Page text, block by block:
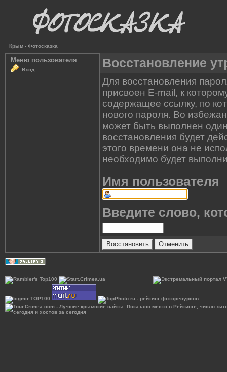
Крым - Фотосказка
Меню пользователя
Вход Восстановление
Для восстановления
присвоен E-mail, к
содержащее ссылку, по
нового пароля. Во
может быть выполнен
восстановления будет
этого времени она не
необходимо будет
Имя пользователя
Введите слово,